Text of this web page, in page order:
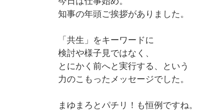
知事の年頭ご挨拶がありました。
「共生」をキーワードに
検討や様子見ではなく、
とにかく前へと実行する、という
力のこもったメッセージでした。
まゆまろとパチリ！も恒例ですね。